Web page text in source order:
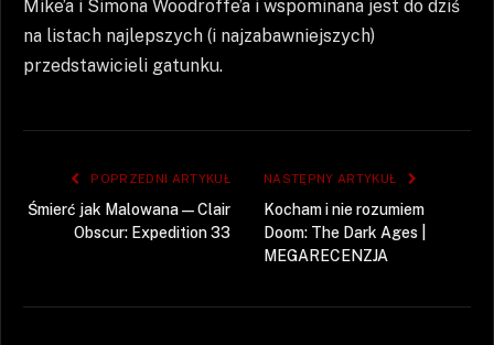
Mike’a i Simona Woodroffe’a i wspominana jest do dziś
na listach najlepszych (i najzabawniejszych)
przedstawicieli gatunku.
POPRZEDNI ARTYKUŁ
Śmierć jak Malowana — Clair
Obscur: Expedition 33
NASTĘPNY ARTYKUŁ
Kocham i nie rozumiem
Doom: The Dark Ages |
MEGARECENZJA